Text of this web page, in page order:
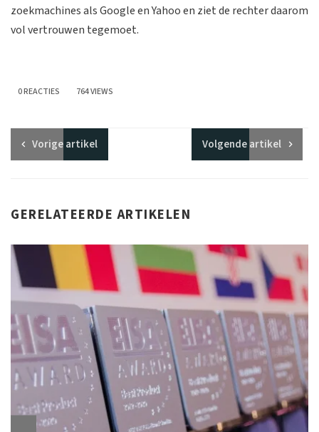
zoekmachines als Google en Yahoo en ziet de rechter daarom
vol vertrouwen tegemoet.
0 REACTIES 764 VIEWS
Vorigeartikel Volgendeartikel
GERELATEERDE ARTIKELEN